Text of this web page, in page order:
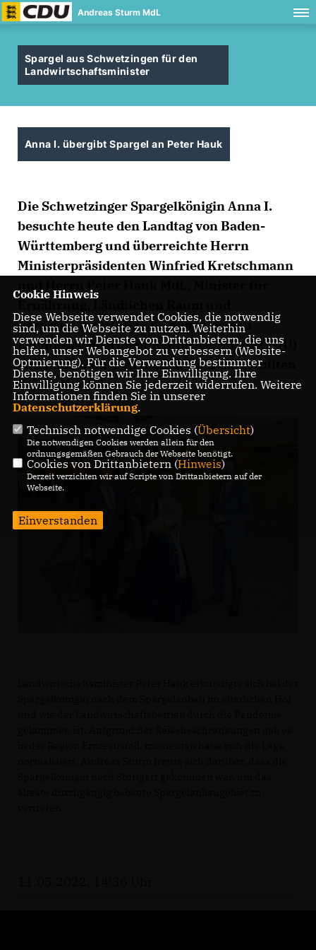
Andreas Sturm MdL
Spargel aus Schwetzingen für den
Landwirtschaftsminister
Anna I. übergibt Spargel an Peter Hauk
Die Schwetzinger Spargelkönigin Anna I.
besuchte heute den Landtag von Baden-
Württemberg und überreichte Herrn
Ministerpräsidenten Winfried Kretschmann
Verbraucherschutz und dem hiesigen
Landtagsabgeordneten Andreas Sturm (CDU)
einen mit dem königlichen Gemüse gefüllten
Präsentkorb.
Cookie Hinweis
Diese Webseite verwendet Cookies, die notwendig
sind, um die Webseite zu nutzen. Weiterhin
verwenden wir Dienste von Drittanbietern, die uns
helfen, unser Webangebot zu verbessern (Website-
Optmierung). Für die Verwendung bestimmter
Dienste, benötigen wir Ihre Einwilligung. Ihre
Einwilligung können Sie jederzeit widerrufen. Weitere
Informationen finden Sie in unserer
Datenschutzerklärung.
Technisch notwendige Cookies (Übersicht)
Die notwendigen Cookies werden allein für den
ordnungsgemäßen Gebrauch der Webseite benötigt.
Cookies von Drittanbietern (Hinweis)
Derzeit verzichten wir auf Scripte von Drittanbietern auf der
Webseite.
Einverstanden